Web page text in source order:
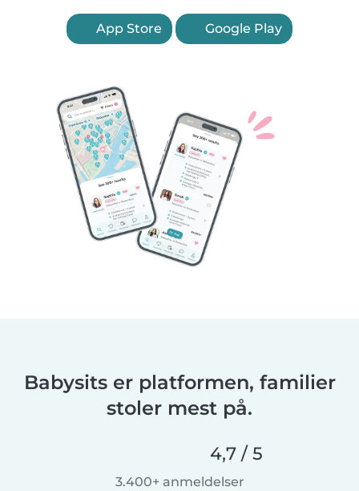
App Store Google Play
Babysits er platformen, familier
stoler mest på.
4,7 / 5
3.400+ anmeldelser